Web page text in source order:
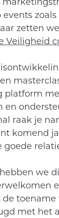
zetten
Veiligheid
platform
en
raak je
komend
goede
we
toename
met het